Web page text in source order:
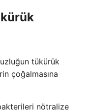
tükürük
çoğalmasına
nötralize